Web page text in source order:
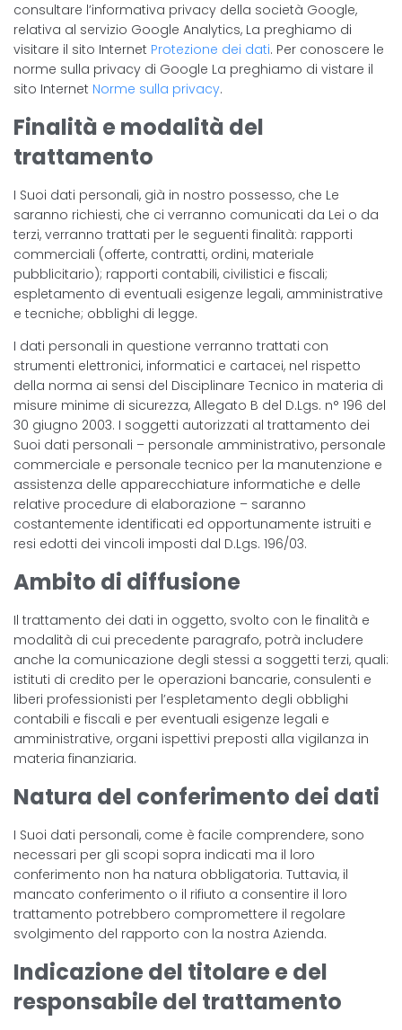
consultare l’informativa privacy della società Google,
relativa al servizio Google Analytics, La preghiamo di
visitare il sito Internet Protezione dei dati. Per conoscere le
norme sulla privacy di Google La preghiamo di vistare il
sito Internet Norme sulla privacy.
Finalità e modalità del
trattamento
I Suoi dati personali, già in nostro possesso, che Le
saranno richiesti, che ci verranno comunicati da Lei o da
terzi, verranno trattati per le seguenti finalità: rapporti
commerciali (offerte, contratti, ordini, materiale
pubblicitario); rapporti contabili, civilistici e fiscali;
espletamento di eventuali esigenze legali, amministrative
e tecniche; obblighi di legge.
I dati personali in questione verranno trattati con
strumenti elettronici, informatici e cartacei, nel rispetto
della norma ai sensi del Disciplinare Tecnico in materia di
misure minime di sicurezza, Allegato B del D.Lgs. n° 196 del
30 giugno 2003. I soggetti autorizzati al trattamento dei
Suoi dati personali – personale amministrativo, personale
commerciale e personale tecnico per la manutenzione e
assistenza delle apparecchiature informatiche e delle
relative procedure di elaborazione – saranno
costantemente identificati ed opportunamente istruiti e
resi edotti dei vincoli imposti dal D.Lgs. 196/03.
Ambito di diffusione
Il trattamento dei dati in oggetto, svolto con le finalità e
modalità di cui precedente paragrafo, potrà includere
anche la comunicazione degli stessi a soggetti terzi, quali:
istituti di credito per le operazioni bancarie, consulenti e
liberi professionisti per l’espletamento degli obblighi
contabili e fiscali e per eventuali esigenze legali e
amministrative, organi ispettivi preposti alla vigilanza in
materia finanziaria.
Natura del conferimento dei dati
I Suoi dati personali, come è facile comprendere, sono
necessari per gli scopi sopra indicati ma il loro
conferimento non ha natura obbligatoria. Tuttavia, il
mancato conferimento o il rifiuto a consentire il loro
trattamento potrebbero compromettere il regolare
svolgimento del rapporto con la nostra Azienda.
Indicazione del titolare e del
responsabile del trattamento